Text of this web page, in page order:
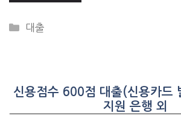
CATEGORIES
대출
신용점수 600점 대출(신용카드
지원 은행 외